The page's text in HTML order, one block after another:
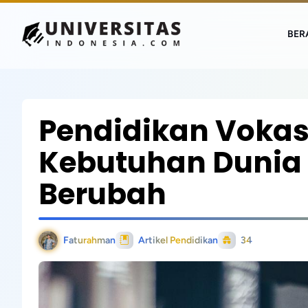
Pendidikan
Kebutuhan
Berubah
Faturahman Artikel Pendidikan 34